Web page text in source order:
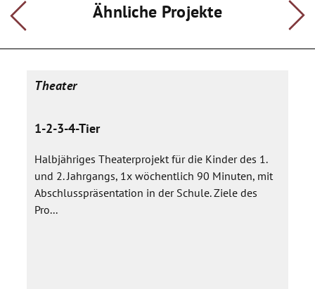
Ähnliche Projekte
Theater
1-2-3-4-Tier
Halbjähriges Theaterprojekt für die Kinder des 1.
und 2. Jahrgangs, 1x wöchentlich 90 Minuten, mit
Abschlusspräsentation in der Schule. Ziele des
Pro...